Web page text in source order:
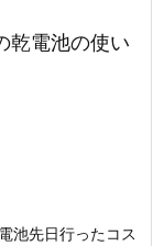
乾電池の使い
池先日行ったコス